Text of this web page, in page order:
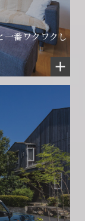
一番ワクワクし